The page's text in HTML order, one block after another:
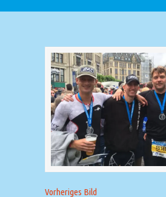
Vorheriges Bild